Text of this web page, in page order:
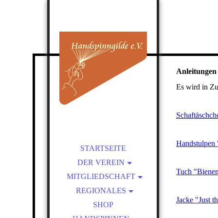
STARTSEITE
DER VEREIN
ÜBER UNS
SATZUNG
PRESSEBEREICH
MITGLIEDSCHAFT
BEITRITT
VORTEILE EINER
REGIONALES
KURSLEITER-
SHOP
Es wird in
Handstulpen
Tuch
Jacke "Just